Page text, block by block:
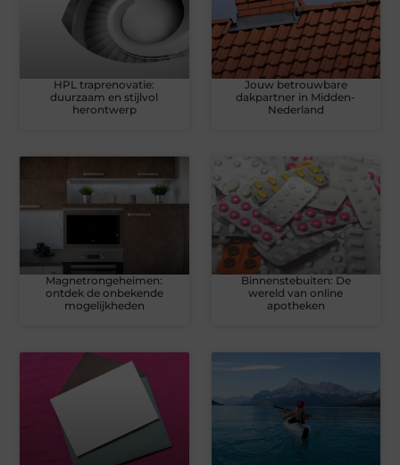
HPL traprenovatie:
duurzaam en stijlvol
herontwerp
Jouw betrouwbare
dakpartner in Midden-
Nederland
Magnetrongeheimen:
ontdek de onbekende
mogelijkheden
Binnenstebuiten: De
wereld van online
apotheken